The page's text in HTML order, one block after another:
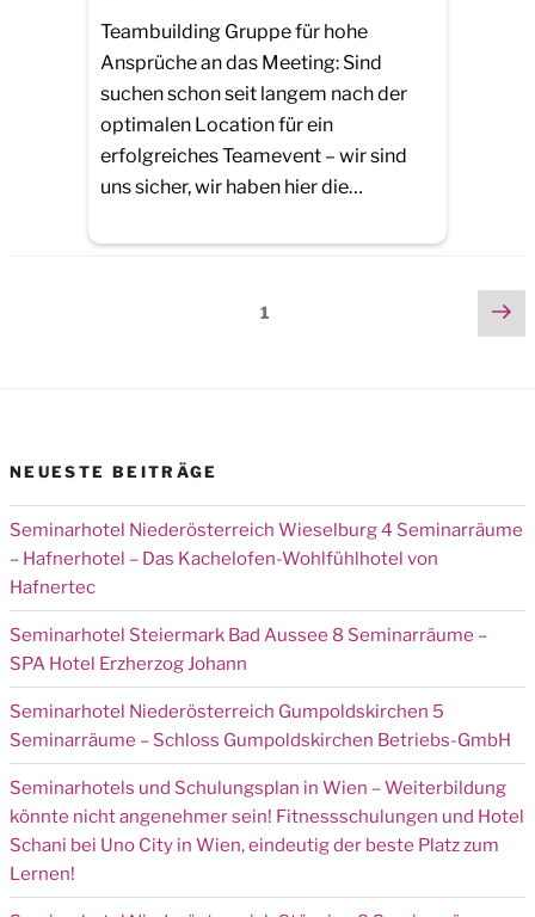
Teambuilding Gruppe für hohe
Ansprüche an das Meeting: Sind
suchen schon seit langem nach der
optimalen Location für ein
erfolgreiches Teamevent – wir sind
uns sicher, wir haben hier die…
Page1
NEUESTE BEITRÄGE
Seminarhotel Niederösterreich Wieselburg 4 Seminarräume
– Hafnerhotel – Das Kachelofen-Wohlfühlhotel von
Hafnertec
Seminarhotel Steiermark Bad Aussee 8 Seminarräume –
SPA Hotel Erzherzog Johann
Seminarhotel Niederösterreich Gumpoldskirchen 5
Seminarräume – Schloss Gumpoldskirchen Betriebs-GmbH
Seminarhotels und Schulungsplan in Wien – Weiterbildung
könnte nicht angenehmer sein! Fitnessschulungen und Hotel
Schani bei Uno City in Wien, eindeutig der beste Platz zum
Lernen!